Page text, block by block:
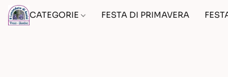
CATEGORIE FESTA DI PRIMAVERA